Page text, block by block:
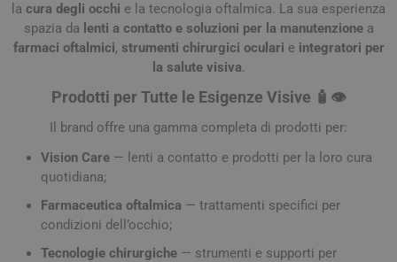
la cura degli occhi e la tecnologia oftalmica. La sua esperienza
spazia da lenti a contatto e soluzioni per la manutenzionea
farmaci oftalmici, strumenti chirurgici oculari e integratori per
la salute visiva.
Prodotti per Tutte le Esigenze Visive 🧴👁️
Il brand offre una gamma completa di prodotti per:
Vision Care — lenti a contatto e prodotti per la loro cura
quotidiana;
Farmaceutica oftalmica — trattamenti specifici per
condizioni dell’occhio;
Tecnologie chirurgiche — strumenti e supporti per